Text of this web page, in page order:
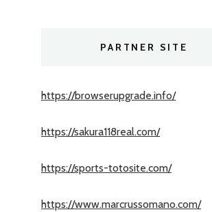
PARTNER SITE
https://browserupgrade.info/
https://sakura118real.com/
https://sports-totosite.com/
https://www.marcrussomano.com/